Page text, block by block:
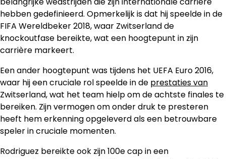
hebben gedefinieerd. Opmerkelijk is dat hij speelde in de
FIFA Wereldbeker 2018, waar Zwitserland de
knockoutfase bereikte, wat een hoogtepunt in zijn
carrière markeert.
Een ander hoogtepunt was tijdens het UEFA Euro 2016,
waar hij een cruciale rol speelde in de prestaties van
Zwitserland, wat het team hielp om de achtste finales te
bereiken. Zijn vermogen om onder druk te presteren
heeft hem erkenning opgeleverd als een betrouwbare
speler in cruciale momenten.
Rodriguez bereikte ook zijn 100e cap in een